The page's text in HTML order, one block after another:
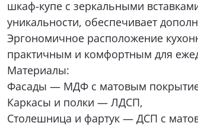
шкаф-купе с зеркальными
уникальности, обеспечивает
Эргономичное расположение
практичным и комфортным для
Материалы:
Фасады — МДФ с матовым
Каркасы и полки — ЛДСП,
Столешница и фартук — ДСП с